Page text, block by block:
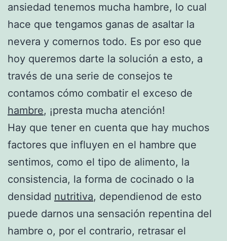
ansiedad tenemos mucha hambre, lo cual
hace que tengamos ganas de asaltar la
nevera y comernos todo. Es por eso que
hoy queremos darte la solución a esto, a
través de una serie de consejos te
contamos cómo combatir el exceso de
hambre, ¡presta mucha atención!
Hay que tener en cuenta que hay muchos
factores que influyen en el hambre que
sentimos, como el tipo de alimento, la
consistencia, la forma de cocinado o la
densidad nutritiva, dependienod de esto
puede darnos una sensación repentina del
hambre o, por el contrario, retrasar el